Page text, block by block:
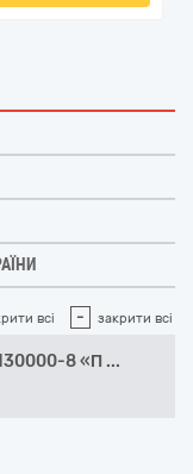
всі - закрити всі
8 «П ...